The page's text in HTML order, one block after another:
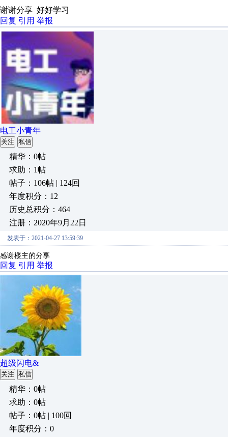
谢谢分享 好好学习
回复 引用 举报
电工小青年
关注 私信
精华：0帖
求助：1帖
帖子：106帖 | 124回
年度积分：12
历史总积分：464
注册：2020年9月22日
发表于：2021-04-27 13:59:39
感谢楼主的分享
回复 引用 举报
超级闪电&
关注 私信
精华：0帖
求助：0帖
帖子：0帖 | 100回
年度积分：0